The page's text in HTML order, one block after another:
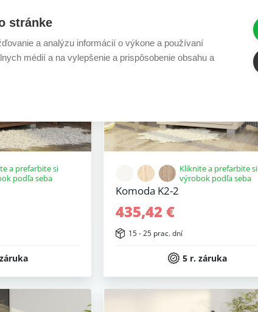
a prefarbite si
podľa seba
Kliknite a prefarbite si
výrobok podľa seba
Komoda K2-2
435,42 €
15 - 25 prac. dní
5 r. záruka
stránke
a analýzu informácií o výkone a používaní
médií a na vylepšenie a prispôsobenie obsahu a